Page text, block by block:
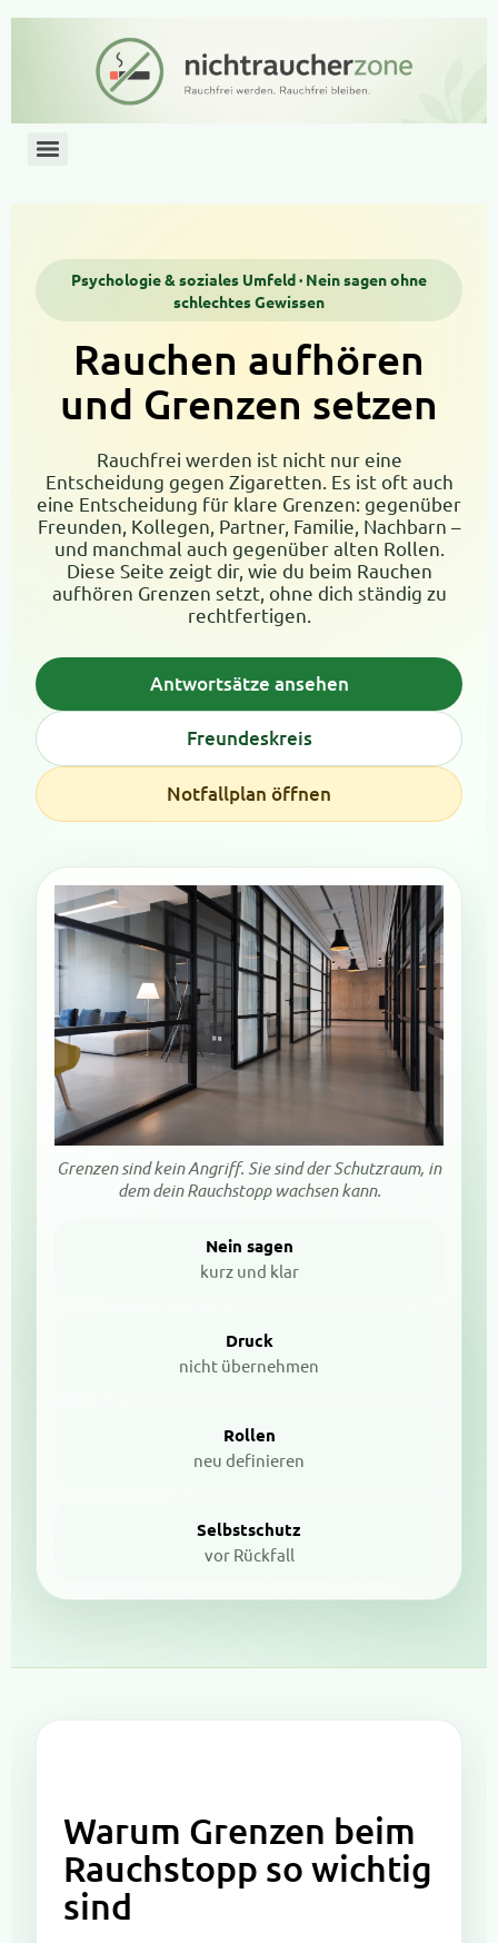
Psychologie & soziales Umfeld · Nein sagen ohne
schlechtes Gewissen
Rauchen aufhören
und Grenzen setzen
Rauchfrei werden ist nicht nur eine
Entscheidung gegen Zigaretten. Es ist oft auch
eine Entscheidung für klare Grenzen: gegenüber
Freunden, Kollegen, Partner, Familie, Nachbarn –
und manchmal auch gegenüber alten Rollen.
Diese Seite zeigt dir, wie du beim Rauchen
aufhören Grenzen setzt, ohne dich ständig zu
rechtfertigen.
Antwortsätze ansehen
Freundeskreis
Notfallplan öffnen
Grenzen sind kein Angriff. Sie sind der Schutzraum, in
dem dein Rauchstopp wachsen kann.
Nein sagen
kurz und klar
Druck
nicht übernehmen
Rollen
neu definieren
Selbstschutz
vor Rückfall
Warum Grenzen beim
Rauchstopp so wichtig
sind